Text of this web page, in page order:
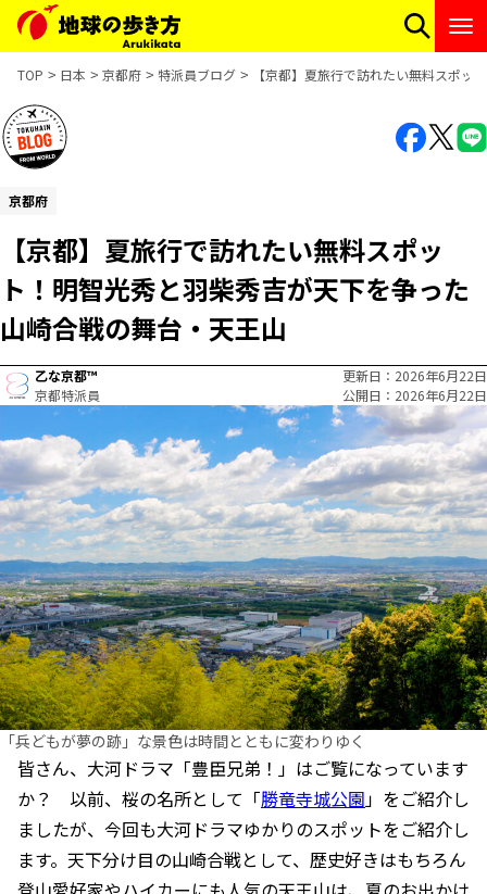
TOP 日本 京都府 特派員ブログ 【京都】夏旅行で訪れたい無料スポ
京都府
【京都】夏旅行で訪れたい無料スポッ
ト！明智光秀と羽柴秀吉が天下を争った
山崎合戦の舞台・天王山
乙な京都™
京都特派員
更新日
2026年6月22日
公開日
2026年6月22日
「兵どもが夢の跡」な景色は時間とともに変わりゆく
皆さん、大河ドラマ「豊臣兄弟！」はご覧になっています
か？ 以前、桜の名所として「勝竜寺城公園 」をご紹介し
ましたが、今回も大河ドラマゆかりのスポットをご紹介し
ます。天下分け目の山崎合戦として、歴史好きはもちろん